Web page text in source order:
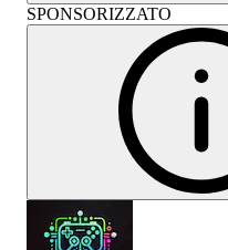
SPONSORIZZATO